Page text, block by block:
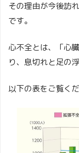
その理由が今後訪
です。
心不全とは、「心
り、息切れと足の
以下の表をご覧くだ